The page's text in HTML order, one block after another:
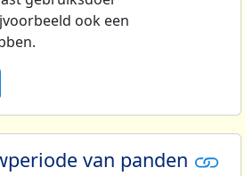
ook een
van panden